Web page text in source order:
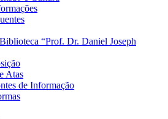
“Prof. Dr. Daniel Joseph
Atas
de Informação